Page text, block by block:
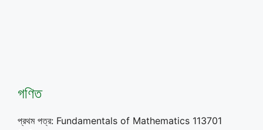
গণিত
প্রথম পত্র: Fundamentals of Mathematics 113701